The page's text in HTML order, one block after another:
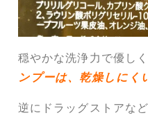
穏やかな洗浄力で優し
ンプーは、乾燥しにく
逆にドラッグストアな